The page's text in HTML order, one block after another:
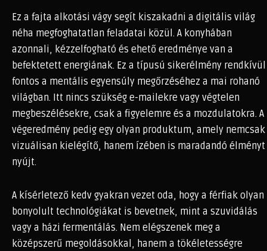
Ez a fajta alkotási vágy segít kiszakadni a digitális világ
néha megfoghatatlan feladatai közül. A konyhában
azonnali, kézzelfogható és ehető eredménye van a
befektetett energiának. Ez a típusú sikerélmény rendkívül
fontos a mentális egyensúly megőrzéséhez a mai rohanó
világban. Itt nincs szükség e-mailekre vagy végtelen
megbeszélésekre, csak a figyelemre és a mozdulatokra. A
végeredmény pedig egy olyan produktum, amely nemcsak
vizuálisan kielégítő, hanem ízében is maradandó élményt
nyújt.
A kísérletező kedv gyakran vezet oda, hogy a férfiak olyan
bonyolult technológiákat is bevetnek, mint a szuvidálás
vagy a házi fermentálás. Nem elégszenek meg a
középszerű megoldásokkal, hanem a tökéletességre